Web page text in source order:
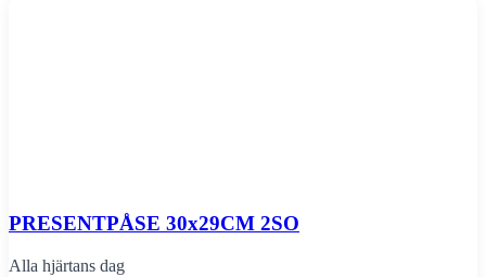
PRESENTPÅSE 30x29CM 2SO
Alla hjärtans dag